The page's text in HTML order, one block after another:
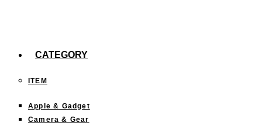
CATEGORY
ITEM
Apple & Gadget
Camera & Gear